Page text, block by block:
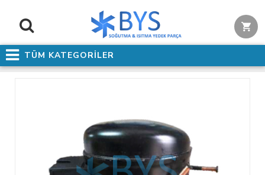
TÜM KATEGORİLER